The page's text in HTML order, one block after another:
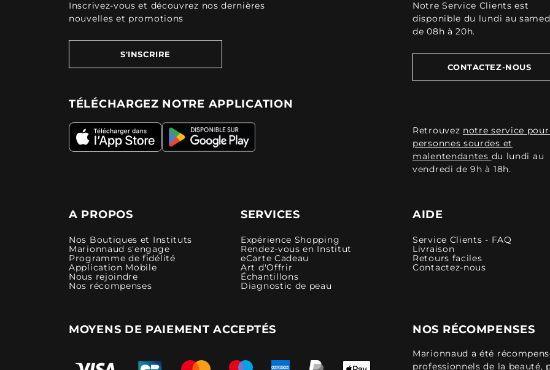
Inscrivez-vous et découvrez nos dernières
nouvelles et promotions
S'INSCRIRE
TÉLÉCHARGEZ NOTRE APPLICATION
Notre Service Clients est
disponible du lundi au
de 08h à 20h.
CONTACTEZ-NOUS
Retrouvez notre service
personnes sourdes et
malentendantes du lundi au
vendredi de 9h à 18h.
A PROPOS
Nos Boutiques et Instituts
Marionnaud s'engage
Programme de fidélité
Application Mobile
Nous rejoindre
Nos récompenses
SERVICES
Expérience Shopping
Rendez-vous en Institut
eCarte Cadeau
Art d'Offrir
Échantillons
Diagnostic de peau
AIDE
Service Clients - FAQ
Livraison
Retours faciles
Contactez-nous
MOYENS DE PAIEMENT ACCEPTÉS NOS RÉCOMPENSES
Marionnaud a été
professionnels de la beauté,